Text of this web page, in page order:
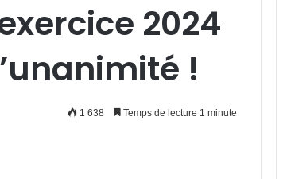
2024
!
1 638 Temps de lecture 1 minute